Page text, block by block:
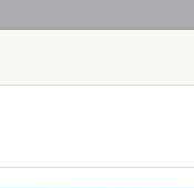
ТАНЗАНИЯ - ЗАНЗИБАР